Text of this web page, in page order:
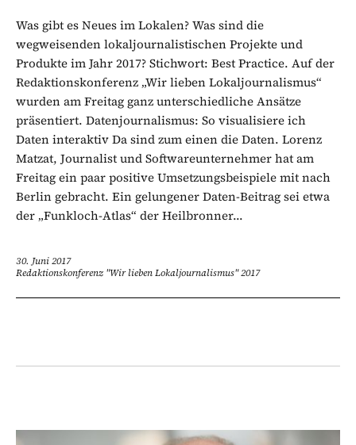
Was gibt es Neues im Lokalen? Was sind die
wegweisenden lokaljournalistischen Projekte und
Produkte im Jahr 2017? Stichwort: Best Practice. Auf der
Redaktionskonferenz „Wir lieben Lokaljournalismus“
wurden am Freitag ganz unterschiedliche Ansätze
präsentiert. Datenjournalismus: So visualisiere ich
Daten interaktiv Da sind zum einen die Daten. Lorenz
Matzat, Journalist und Softwareunternehmer hat am
Freitag ein paar positive Umsetzungsbeispiele mit nach
Berlin gebracht. Ein gelungener Daten-Beitrag sei etwa
der „Funkloch-Atlas“ der Heilbronner...
30. Juni 2017
Redaktionskonferenz "Wir lieben Lokaljournalismus" 2017